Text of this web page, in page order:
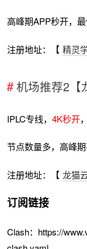
高峰期APP秒开，
注册地址：【 精灵
机场推荐2【
IPLC专线，4K秒开
节点数量多，高峰
注册地址：【 龙猫
订阅链接
Clash：https://